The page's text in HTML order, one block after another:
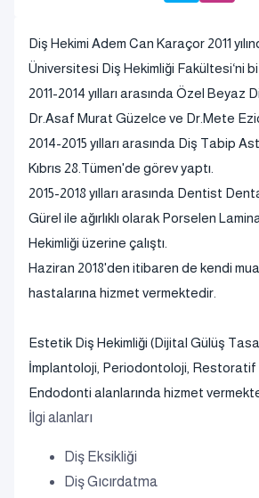
Diş Hekimi Adem Can Karaçor 2011
Üniversitesi Diş Hekimliği Fakültesi‘ni
2011-2014 yılları arasında Özel Beyaz
Dr.Asaf Murat Güzelce ve Dr.Mete
2014-2015 yılları arasında Diş Tabip
Kıbrıs 28.Tümen'de görev yaptı.
2015-2018 yılları arasında Dentist
Gürel ile ağırlıklı olarak Porselen
Hekimliği üzerine çalıştı.
Haziran 2018'den itibaren de kendi
hastalarına hizmet vermektedir.
Estetik Diş Hekimliği (Dijital Gülüş
İmplantoloji, Periodontoloji, Restoratif
Endodonti alanlarında hizmet
İlgi alanları
Diş Eksikliği
Diş Gıcırdatma